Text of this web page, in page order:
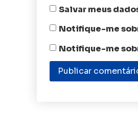
Salvar meus
Notifique-me
Notifique-me